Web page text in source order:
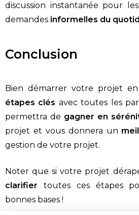
discussion instantanée pour
demandes informelles du
Conclusion
Bien démarrer votre projet
étapes clés avec toutes les
permettra de gagner en
projet et vous donnera un
gestion de votre projet.
Noter que si votre projet
clarifier toutes ces étapes
bonnes bases !